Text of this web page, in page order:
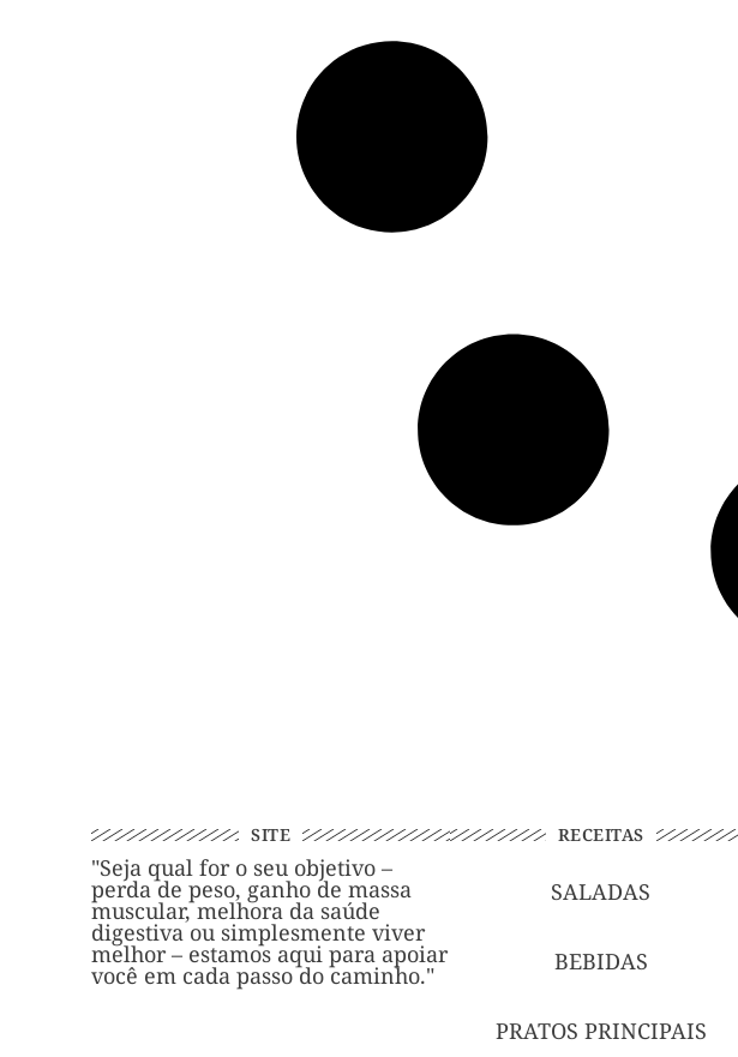
SITE
"Seja qual for o seu objetivo –
perda de peso, ganho de massa
muscular, melhora da saúde
digestiva ou simplesmente viver
melhor – estamos aqui para apoiar
você em cada passo do caminho."
RECEITAS
SALADAS
BEBIDAS
PRATOS PRINCIPAIS